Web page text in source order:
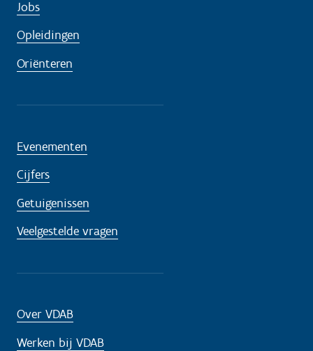
Jobs
Opleidingen
Oriënteren
Evenementen
Cijfers
Getuigenissen
Veelgestelde vragen
Over VDAB
Werken bij VDAB